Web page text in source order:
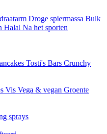
Droge spiermassa Bulk
Halal Na het sporten
Tosti's Bars Crunchy
Vis Vega & vegan Groente
sprays